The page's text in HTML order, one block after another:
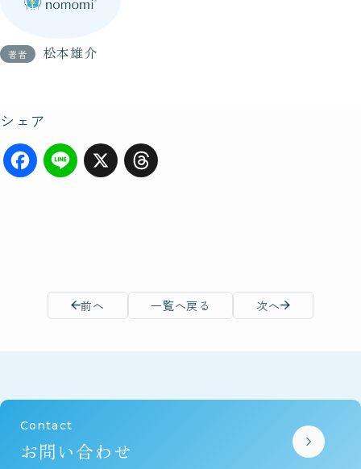
著者 松本雄介
シェア
F
b
k
Li X
d
前へ 一覧へ戻る 次へ
Contact
お問い合わせ